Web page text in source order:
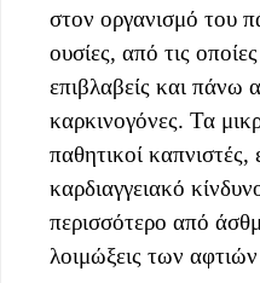
στον οργανισμό του
ουσίες, από τις
επιβλαβείς και πάνω
καρκινογόνες. Τα
παθητικοί
καρδιαγγειακό
περισσότερο από
λοιμώξεις των